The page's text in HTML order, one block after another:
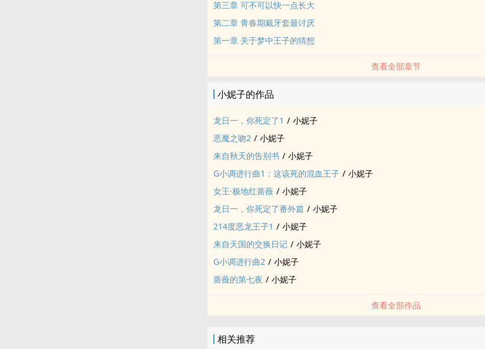
第三章 可不可以快一点长大
第二章 青春期戴牙套最讨厌
第一章 关于梦中王子的猜想
查看全部章节
小妮子的作品
龙日一，你死定了1 / 小妮子
恶魔之吻2 / 小妮子
来自秋天的告别书 / 小妮子
G小调进行曲1：这该死的混血王子 / 小妮子
女王·极地红蔷薇 / 小妮子
龙日一，你死定了番外篇 / 小妮子
214度恶龙王子1 / 小妮子
来自天国的交换日记 / 小妮子
G小调进行曲2 / 小妮子
蔷薇的第七夜 / 小妮子
查看全部作品
相关推荐